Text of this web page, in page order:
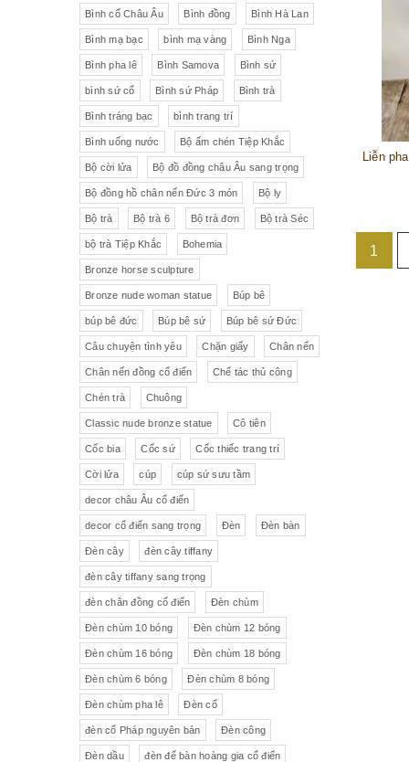
1
Đồ trang trí khác Đèn
Đồ sứ khác Tranh sơn dầu
Đồ sứ nhỏ Đôn bình
Âu sứ có nắp Gạt tàn
Ly pha lê Liễn cổ
Đồ sứ hồng Đồ sứ
Liễn sứ Đồng hồ quả lê
Đồng hồ Đèn chùm
Đèn chùm pha lê Tiệp
Đồng hồ để bàn Đồ nội thất
Pha lê màu đắp hoa nổi
Pha lê Đĩa trang trí
Sứ hồng
Ấm chén sứ Tiệp Bộ trà
Sữa
Tượng đồng Thảm
Độc bình Đồ đồng
Tượng sứ Đồ trang trí nhỏ
Rượu Cognac
Liên Xô
Cộng hòa Séc- chợ đồ cổ Praha
pha lê Tiệp Đồ sứ Tiệp
Sứ Đức Italia, Germany
VebR- Đức Royal Schwabap
H&C - Séc Bohemia
Đức
Bavaria Nutrilon
Fonderie Bords de Seine
Chế tác thủ công Hennessy
Johnie Walker Pháp
L'art Bronze Qualité France
Karlovy Vary
Bình cổ Châu Âu Bình đồng Bình Hà Lan
Bình mạ bạc bình mạ vàng Bình Nga
Bình pha lê Bình Samova Bình sứ
bình sứ cổ Bình sứ Pháp Bình trà
Bình tráng bạc bình trang trí
Bình uống nước Bộ ấm chén Tiệp Khắc
Bộ cời lửa Bộ đồ đồng châu Âu sang trọng
Bộ đồng hồ chân nến Đức 3 món Bộ ly
Bộ trà Bộ trà 6 Bộ trà đơn Bộ trà Séc
bộ trà Tiệp Khắc Bohemia
Bronze horse sculpture
Bronze nude woman statue Búp bê
búp bê đức Búp bê sứ Búp bê sứ Đức
Câu chuyện tình yêu Chặn giấy Chân nến
Chân nến đồng cổ điển Chế tác thủ công
Chén trà Chuông
Classic nude bronze statue Cô tiên
Cốc bia Cốc sứ Cốc thiếc trang trí
Cời lửa cúp cúp sứ sưu tầm
decor châu Âu cổ điển
decor cổ điển sang trọng Đèn Đèn bàn
Đèn cây đèn cây tiffany
đèn cây tiffany sang trọng
đèn chân đồng cổ điển Đèn chùm
Đèn chùm 10 bóng Đèn chùm 12 bóng
Đèn chùm 16 bóng Đèn chùm 18 bóng
Đèn chùm 6 bóng Đèn chùm 8 bóng
Đèn chùm pha lê Đèn cổ
đèn cổ Pháp nguyên bản Đèn công
Đèn dầu đèn để bàn hoàng gia cổ điển